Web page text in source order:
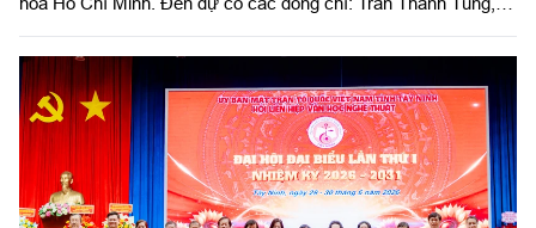
Dương Văn Dân, Ủy viên Ban Thường vụ, Phó Chủ tịch UBND
phường và đại diện lãnh đạo một số ban, ngành phường.